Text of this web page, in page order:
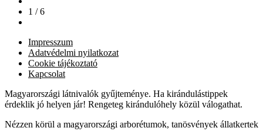
1 / 6
Impresszum
Adatvédelmi nyilatkozat
Cookie tájékoztató
Kapcsolat
Magyarországi látnivalók gyűjteménye. Ha kirándulástippek
érdeklik jó helyen jár! Rengeteg kirándulóhely közül válogathat.
Nézzen körül a magyarországi arborétumok, tanösvények állatkertek